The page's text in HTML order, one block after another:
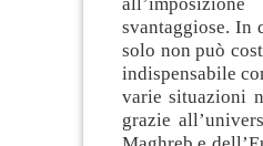
svantaggiose. In
solo non può
indispensabile
varie situazioni
grazie